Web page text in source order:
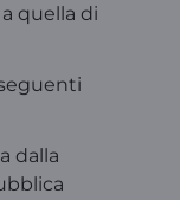
quella di
dalla